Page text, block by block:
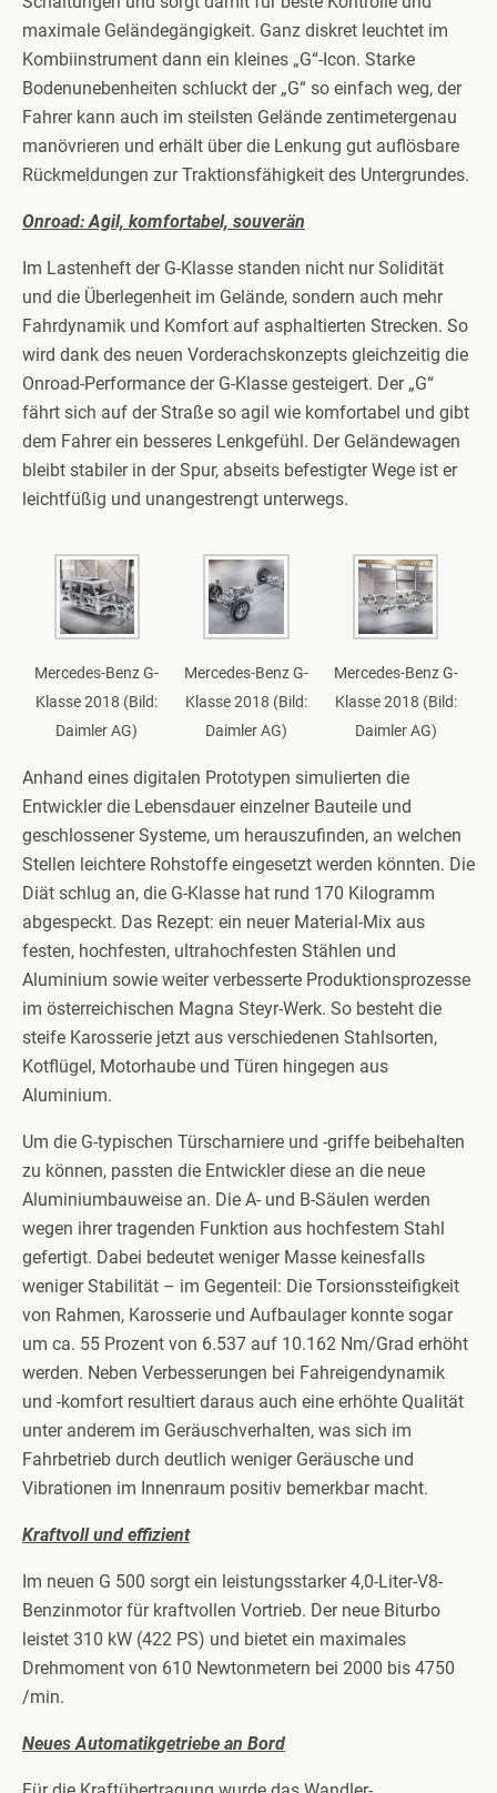
maximale Geländegängigkeit. Ganz diskret leuchtet im
Kombiinstrument dann ein kleines „G“-Icon. Starke
Bodenunebenheiten schluckt der „G“ so einfach weg, der
Fahrer kann auch im steilsten Gelände zentimetergenau
manövrieren und erhält über die Lenkung gut auflösbare
Rückmeldungen zur Traktionsfähigkeit des Untergrundes.
Onroad: Agil, komfortabel, souverän
Im Lastenheft der G-Klasse standen nicht nur Solidität
und die Überlegenheit im Gelände, sondern auch mehr
Fahrdynamik und Komfort auf asphaltierten Strecken. So
wird dank des neuen Vorderachskonzepts gleichzeitig die
Onroad-Performance der G-Klasse gesteigert. Der „G“
fährt sich auf der Straße so agil wie komfortabel und gibt
dem Fahrer ein besseres Lenkgefühl. Der Geländewagen
bleibt stabiler in der Spur, abseits befestigter Wege ist er
leichtfüßig und unangestrengt unterwegs.
Mercedes-Benz G-
Klasse 2018 (Bild:
Daimler AG)
Mercedes-Benz G-
Klasse 2018 (Bild:
Daimler AG)
Mercedes-Benz G-
Klasse 2018 (Bild:
Daimler AG)
Anhand eines digitalen Prototypen simulierten die
Entwickler die Lebensdauer einzelner Bauteile und
geschlossener Systeme, um herauszufinden, an welchen
Stellen leichtere Rohstoffe eingesetzt werden könnten. Die
Diät schlug an, die G-Klasse hat rund 170 Kilogramm
abgespeckt. Das Rezept: ein neuer Material-Mix aus
festen, hochfesten, ultrahochfesten Stählen und
Aluminium sowie weiter verbesserte Produktionsprozesse
im österreichischen Magna Steyr-Werk. So besteht die
steife Karosserie jetzt aus verschiedenen Stahlsorten,
Kotflügel, Motorhaube und Türen hingegen aus
Aluminium.
Um die G-typischen Türscharniere und -griffe beibehalten
zu können, passten die Entwickler diese an die neue
Aluminiumbauweise an. Die A- und B-Säulen werden
wegen ihrer tragenden Funktion aus hochfestem Stahl
gefertigt. Dabei bedeutet weniger Masse keinesfalls
weniger Stabilität – im Gegenteil: Die Torsionssteifigkeit
von Rahmen, Karosserie und Aufbaulager konnte sogar
um ca. 55 Prozent von 6.537 auf 10.162 Nm/Grad erhöht
werden. Neben Verbesserungen bei Fahreigendynamik
und -komfort resultiert daraus auch eine erhöhte Qualität
unter anderem im Geräuschverhalten, was sich im
Fahrbetrieb durch deutlich weniger Geräusche und
Vibrationen im Innenraum positiv bemerkbar macht.
Kraftvoll und effizient
Im neuen G 500 sorgt ein leistungsstarker 4,0-Liter-V8-
Benzinmotor für kraftvollen Vortrieb. Der neue Biturbo
leistet 310 kW (422 PS) und bietet ein maximales
Drehmoment von 610 Newtonmetern bei 2000 bis 4750
/min.
Neues Automatikgetriebe an Bord